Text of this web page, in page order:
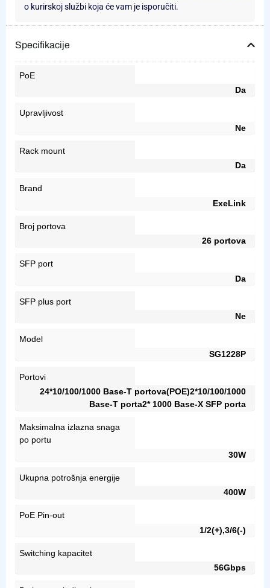
o kurirskoj službi koja će vam je isporučiti.
Specifikacije
PoE
Da
Upravljivost
Ne
Rack mount
Da
Brand
ExeLink
Broj portova
26 portova
SFP port
Da
SFP plus port
Ne
Model
SG1228P
Portovi
24*10/100/1000 Base-T portova(POE)2*10/100/1000
Base-T porta2* 1000 Base-X SFP porta
Maksimalna izlazna snaga
po portu
30W
Ukupna potrošnja energije
400W
PoE Pin-out
1/2(+),3/6(-)
Switching kapacitet
56Gbps